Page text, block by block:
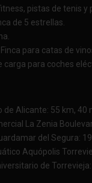
pistas de tenis y
de 5 estrellas.
para catas de
carga para coches
Alicante: 55 km, 40
La Zenia
del Segura: 19
Aquópolis
de Torrevieja: